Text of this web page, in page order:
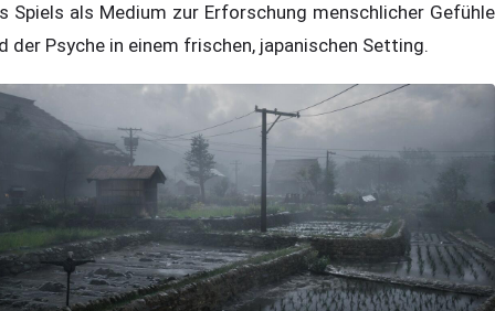
Spiels als Medium zur Erforschung menschlicher Gefühle
der Psyche in einem frischen, japanischen Setting.